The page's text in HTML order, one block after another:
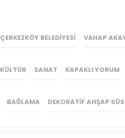
ÇERKEZKÖY BELEDIYESI VAHAP
KÜLTÜR SANAT KAPAKLI YORUM
BAĞLAMA DEKORATIF AHŞAP